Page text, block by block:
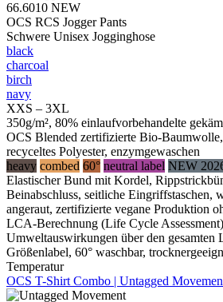
66.6010 NEW
OCS RCS Jogger Pants
Schwere Unisex Jogginghose
black
charcoal
birch
navy
XXS – 3XL
350g/m², 80% einlaufvorbehandelte
OCS Blended zertifizierte Bio-
recyceltes Polyester, enzymgewaschen
heavy combed 60° neutral label NEW
Elastischer Bund mit Kordel,
Beinabschluss, seitliche Eingriffstaschen,
angeraut, zertifizierte vegane Produktion
LCA-Berechnung (Life Cycle
Umweltauswirkungen über den gesamten
Größenlabel, 60° waschbar,
Temperatur
OCS T-Shirt Combo | Untagged